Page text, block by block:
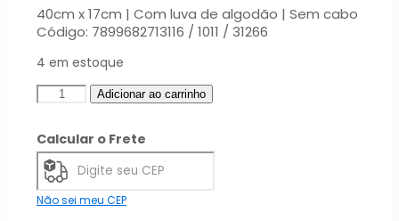
40cm x 17cm | Com luva de algodão | Sem cabo
Código: 7899682713116 / 1011 / 31266
4 em estoque
Rodo
Combinado
S/cabo
Para
Vidro
-
Adicionar ao carrinho
Calcular o Frete
Não sei meu CEP